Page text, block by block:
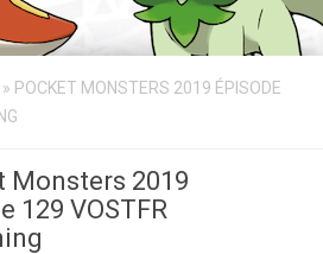
» POCKET MONSTERS 2019 ÉPISODE
Monsters 2019
129 VOSTFR